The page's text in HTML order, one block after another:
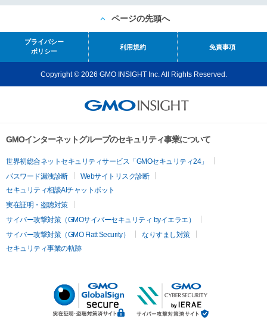
ページの先頭へ
プライバシー
ポリシー
利用規約 免責事項
Copyright © 2026 GMO INSIGHT Inc. All Rights Reserved.
GMOインターネットグループのセキュリティ事業について
世界初総合ネットセキュリティサービス「GMOセキュリティ24」
パスワード漏洩診断
Webサイトリスク診断
セキュリティ相談AIチャットボット
実在証明・盗聴対策
サイバー攻撃対策（GMOサイバーセキュリティ byイエラエ）
サイバー攻撃対策（GMO Flatt Security）
なりすまし対策
セキュリティ事業の軌跡